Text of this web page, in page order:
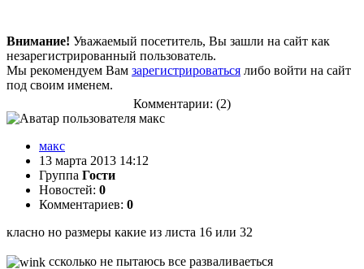
Внимание! Уважаемый посетитель, Вы зашли на сайт как
незарегистрированный пользователь.
Мы рекомендуем Вам зарегистрироваться либо войти на сайт
под своим именем.
Комментарии: (2)
макс
13 марта 2013 14:12
Группа Гости
Новостей: 0
Комментариев: 0
класно но размеры какие из листа 16 или 32
cсколько не пытаюсь все разваливаеться